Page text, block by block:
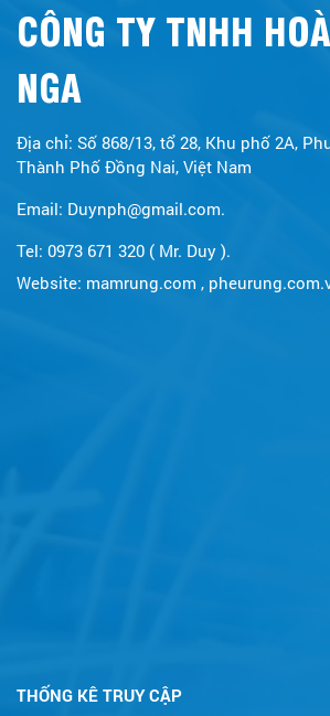
CÔNG TY TNHH
NGA
Địa chỉ: Số 868/13, tổ 28, Khu phố 2A,
Thành Phố Đồng Nai, Việt Nam
Email: Duynph@gmail.com.
Tel: 0973 671 320 ( Mr. Duy ).
Website: mamrung.com ,
THỐNG KÊ TRUY CẬP